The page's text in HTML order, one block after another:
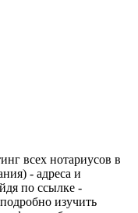
всех нотариусов в
- адреса и
по ссылке -
изучить